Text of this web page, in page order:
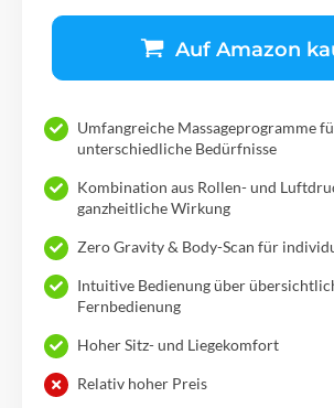
Auf Amazon
Umfangreiche Massageprogramme
unterschiedliche Bedürfnisse
Kombination aus Rollen- und
ganzheitliche Wirkung
Zero Gravity & Body-Scan für
Intuitive Bedienung über
Fernbedienung
Hoher Sitz- und Liegekomfort
Relativ hoher Preis